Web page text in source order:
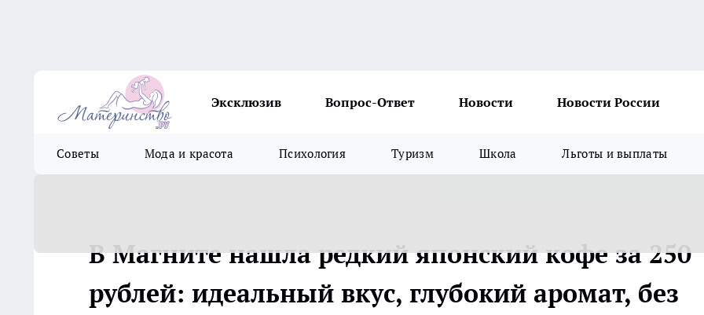
Эксклюзив Вопрос-Ответ Новости Новости России
Советы Мода и красота Психология Туризм Школа Льготы и выплаты
В Магните нашла редкий японский кофе за 250
рублей: идеальный вкус, глубокий аромат, без